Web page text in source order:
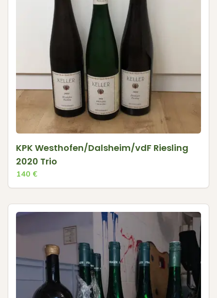
KPK Westhofen/Dalsheim/vdF Riesling
2020 Trio
140 €